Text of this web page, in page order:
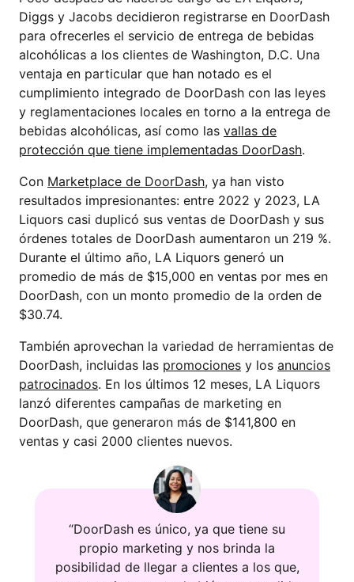
Diggs y Jacobs decidieron registrarse en DoorDash
para ofrecerles el servicio de entrega de bebidas
alcohólicas a los clientes de Washington, D.C. Una
ventaja en particular que han notado es el
cumplimiento integrado de DoorDash con las leyes
y reglamentaciones locales en torno a la entrega de
bebidas alcohólicas, así como las vallas de
protección que tiene implementadas DoorDash.
Con Marketplace de DoorDash, ya han visto
resultados impresionantes: entre 2022 y 2023, LA
Liquors casi duplicó sus ventas de DoorDash y sus
órdenes totales de DoorDash aumentaron un 219 %.
Durante el último año, LA Liquors generó un
promedio de más de $15,000 en ventas por mes en
DoorDash, con un monto promedio de la orden de
$30.74.
También aprovechan la variedad de herramientas de
DoorDash, incluidas las promociones y los anuncios
patrocinados. En los últimos 12 meses, LA Liquors
lanzó diferentes campañas de marketing en
DoorDash, que generaron más de $141,800 en
ventas y casi 2000 clientes nuevos.
“DoorDash es único, ya que tiene su
propio marketing y nos brinda la
posibilidad de llegar a clientes a los que,